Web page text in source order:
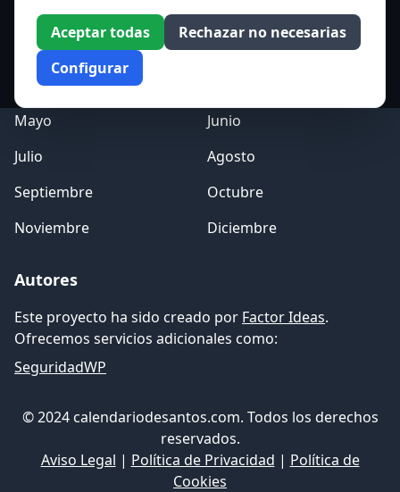
Aceptar todas
Rechazar no necesarias
Configurar
Acceso a los Meses
Enero
Febrero
Marzo
Mayo
Junio
Julio
Agosto
Septiembre
Octubre
Noviembre
Diciembre
Autores
Este proyecto ha sido creado por Factor Ideas.
Ofrecemos servicios adicionales como:
SeguridadWP
© 2024 calendariodesantos.com. Todos los derechos
reservados.
Aviso Legal | Política de Privacidad | Política de
Cookies